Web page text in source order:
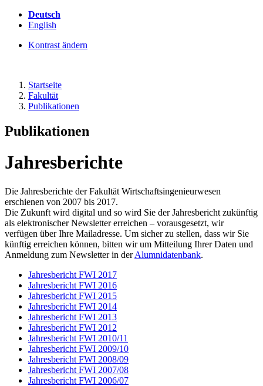
Deutsch
English
Kontrast ändern
Startseite
Fakultät
Publikationen
Publikationen
Jahresberichte
Die Jahresberichte der Fakultät Wirtschaftsingenieurwesen
erschienen von 2007 bis 2017.
Die Zukunft wird digital und so wird Sie der Jahresbericht zukünftig
als elektronischer Newsletter erreichen – vorausgesetzt, wir
verfügen über Ihre Mailadresse. Um sicher zu stellen, dass wir Sie
künftig erreichen können, bitten wir um Mitteilung Ihrer Daten und
Anmeldung zum Newsletter in derAlumnidatenbank.
Jahresbericht FWI 2017
Jahresbericht FWI 2016
Jahresbericht FWI 2015
Jahresbericht FWI 2014
Jahresbericht FWI 2013
Jahresbericht FWI 2012
Jahresbericht FWI 2010/11
Jahresbericht FWI 2009/10
Jahresbericht FWI 2008/09
Jahresbericht FWI 2007/08
Jahresbericht FWI 2006/07